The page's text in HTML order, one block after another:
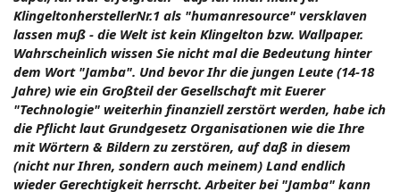
KlingeltonherstellerNr.1 als "humanresource" versklaven
lassen muß - die Welt ist kein Klingelton bzw. Wallpaper.
Wahrscheinlich wissen Sie nicht mal die Bedeutung hinter
dem Wort "Jamba". Und bevor Ihr die jungen Leute (14-18
Jahre) wie ein Großteil der Gesellschaft mit Euerer
"Technologie" weiterhin finanziell zerstört werden, habe ich
die Pflicht laut Grundgesetz Organisationen wie die Ihre
mit Wörtern & Bildern zu zerstören, auf daß in diesem
(nicht nur Ihren, sondern auch meinem) Land endlich
wieder Gerechtigkeit herrscht. Arbeiter bei "Jamba" kann